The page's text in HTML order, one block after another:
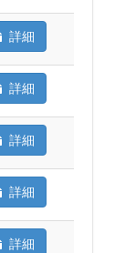
詳細
詳細
詳細
詳細
詳細